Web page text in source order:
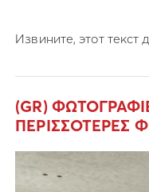
Извините, этот текст
(GR)
ΠΕΡΙΣΣΟΤΕΡΕΣ